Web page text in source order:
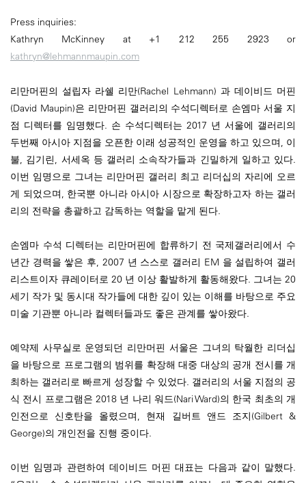
Press inquiries:
Kathryn McKinney at +1 212 255 2923 or
kathryn@lehmannmaupin.com
리만머핀의 설립자 라쉘 리만(Rachel Lehmann) 과 데이비드 머핀
(David Maupin)은 리만머핀 갤러리의 수석디렉터로 손엠마 서울 지
점 디렉터를 임명했다. 손 수석디렉터는 2017 년 서울에 갤러리의
두번째 아시아 지점을 오픈한 이래 성공적인 운영을 하고 있으며, 이
불, 김기린, 서세옥 등 갤러리 소속작가들과 긴밀하게 일하고 있다.
이번 임명으로 그녀는 리만머핀 갤러리 최고 리더십의 자리에 오르
게 되었으며, 한국뿐 아니라 아시아 시장으로 확장하고자 하는 갤러
리의 전략을 총괄하고 감독하는 역할을 맡게 된다.
손엠마 수석 디렉터는 리만머핀에 합류하기 전 국제갤러리에서 수
년간 경력을 쌓은 후, 2007 년 스스로 갤러리 EM 을 설립하여 갤러
리스트이자 큐레이터로 20 년 이상 활발하게 활동해왔다. 그녀는 20
세기 작가 및 동시대 작가들에 대한 깊이 있는 이해를 바탕으로 주요
미술 기관뿐 아니라 컬렉터들과도 좋은 관계를 쌓아왔다.
예약제 사무실로 운영되던 리만머핀 서울은 그녀의 탁월한 리더십
을 바탕으로 프로그램의 범위를 확장해 대중 대상의 공개 전시를 개
최하는 갤러리로 빠르게 성장할 수 있었다. 갤러리의 서울 지점의 공
식 전시 프로그램은 2018 년 나리 워드(Nari Ward)의 한국 최초의 개
인전으로 신호탄을 올렸으며, 현재 길버트 앤드 조지(Gilbert &
George)의 개인전을 진행 중이다.
이번 임명과 관련하여 데이비드 머핀 대표는 다음과 같이 말했다.